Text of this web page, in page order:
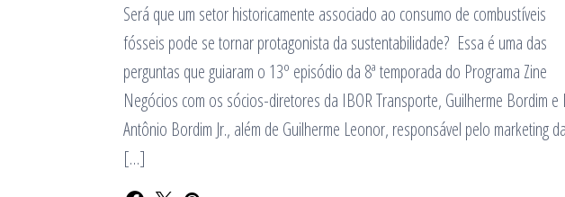
Será que um setor historicamente associado ao consumo de combustíveis
fósseis pode se tornar protagonista da sustentabilidade? Essa é uma das
perguntas que guiaram o 13º episódio da 8ª temporada do Programa Zine
Negócios com os sócios-diretores da IBOR Transporte, Guilherme Bordim e
Antônio Bordim Jr., além de Guilherme Leonor, responsável pelo marketing da
[…]